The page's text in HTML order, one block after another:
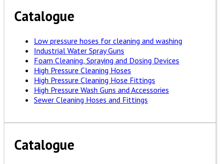
Catalogue
Low pressure hoses for cleaning and washing
Industrial Water Spray Guns
Foam Cleaning, Spraying and Dosing Devices
High Pressure Cleaning Hoses
High Pressure Cleaning Hose Fittings
High Pressure Wash Guns and Accessories
Sewer Cleaning Hoses and Fittings
Catalogue